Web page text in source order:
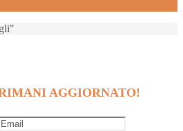
AGGIORNATO!